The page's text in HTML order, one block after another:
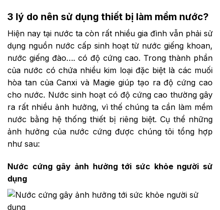
3 lý do nên sử dụng thiết bị làm mềm nước?
Hiện nay tại nước ta còn rất nhiều gia đình vẫn phải sử
dụng nguồn nước cấp sinh hoạt từ nước giếng khoan,
nước giếng đào…. có độ cứng cao. Trong thành phần
của nước có chứa nhiều kim loại đặc biệt là các muối
hòa tan của Canxi và Magie giúp tạo ra độ cứng cao
cho nước. Nước sinh hoạt có độ cứng cao thường gây
ra rất nhiều ảnh hưởng, vì thế chúng ta cần làm mềm
nước bằng hệ thống thiết bị riêng biệt. Cụ thể những
ảnh hưởng của nước cứng được chúng tôi tổng hợp
như sau:
Nước cứng gây ảnh hưởng tới sức khỏe người sử
dụng